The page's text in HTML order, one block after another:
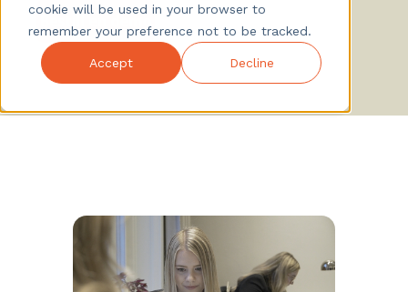
cookie will be used in your browser to
remember your preference not to be tracked.
Accept Decline